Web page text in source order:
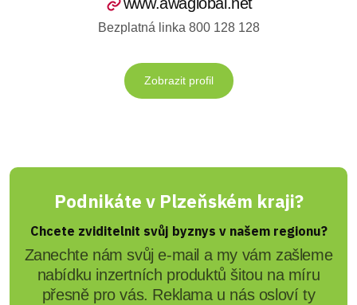
Bezplatná linka 800 128 128
Zobrazit profil
Podnikáte v Plzeňském kraji?
Chcete zviditelnit svůj byznys v našem regionu?
Zanechte nám svůj e-mail a my vám zašleme
nabídku inzertních produktů šitou na míru
přesně pro vás. Reklama u nás osloví ty